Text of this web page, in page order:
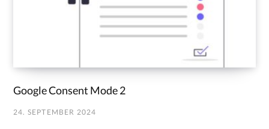
Google Consent Mode 2
24. SEPTEMBER 2024